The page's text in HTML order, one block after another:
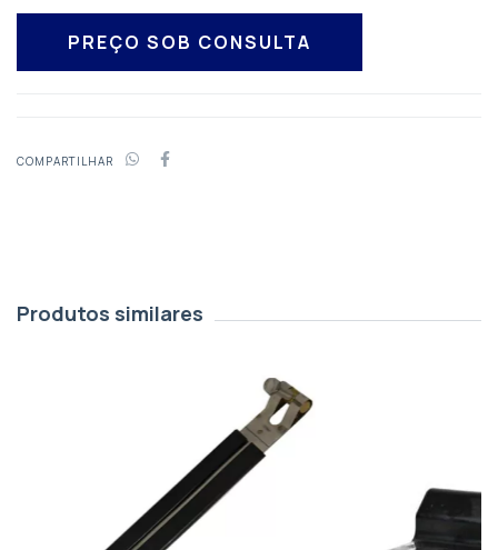
COMPARTILHAR
Produtos similares